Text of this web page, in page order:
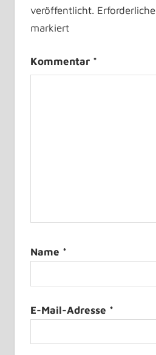
veröffentlicht.
markiert
Kommentar *
Name *
E-Mail-Adresse *